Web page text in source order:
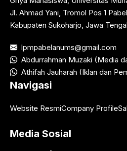
Jl. Ahmad Yani, Tromol Pos 1
Kabupaten Sukoharjo, Jawa
lpmpabelanums@gmail.com
Abdurrahman Muzaki (Media
Athifah Jauharah (Iklan dan
Navigasi
Website ResmiCompany Profile
Media Sosial